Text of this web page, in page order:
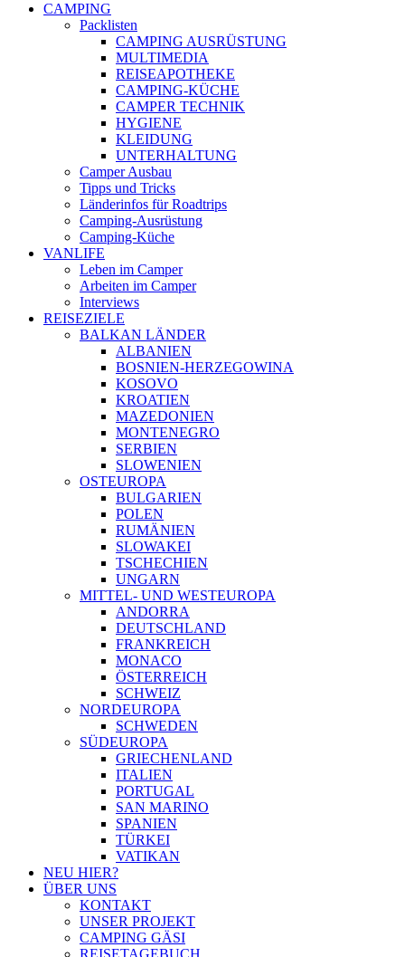
CAMPING
Packlisten
CAMPING AUSRÜSTUNG
MULTIMEDIA
REISEAPOTHEKE
CAMPING-KÜCHE
CAMPER TECHNIK
HYGIENE
KLEIDUNG
UNTERHALTUNG
Camper Ausbau
Tipps und Tricks
Länderinfos für Roadtrips
Camping-Ausrüstung
Camping-Küche
VANLIFE
Leben im Camper
Arbeiten im Camper
Interviews
REISEZIELE
BALKAN LÄNDER
ALBANIEN
BOSNIEN-HERZEGOWINA
KOSOVO
KROATIEN
MAZEDONIEN
MONTENEGRO
SERBIEN
SLOWENIEN
OSTEUROPA
BULGARIEN
POLEN
RUMÄNIEN
SLOWAKEI
TSCHECHIEN
UNGARN
MITTEL- UND WESTEUROPA
ANDORRA
DEUTSCHLAND
FRANKREICH
MONACO
ÖSTERREICH
SCHWEIZ
NORDEUROPA
SCHWEDEN
SÜDEUROPA
GRIECHENLAND
ITALIEN
PORTUGAL
SAN MARINO
SPANIEN
TÜRKEI
VATIKAN
NEU HIER?
ÜBER UNS
KONTAKT
UNSER PROJEKT
CAMPING GÄSI
REISETAGEBUCH